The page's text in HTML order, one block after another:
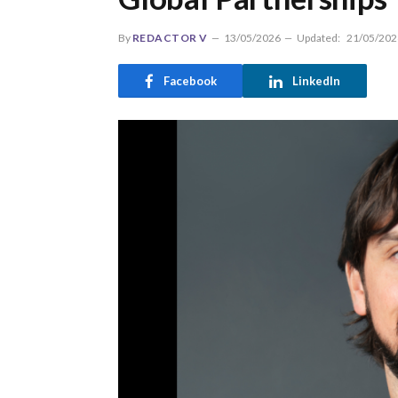
By REDACTOR V 13/05/2026 Updated: 21/05/
Facebook LinkedIn